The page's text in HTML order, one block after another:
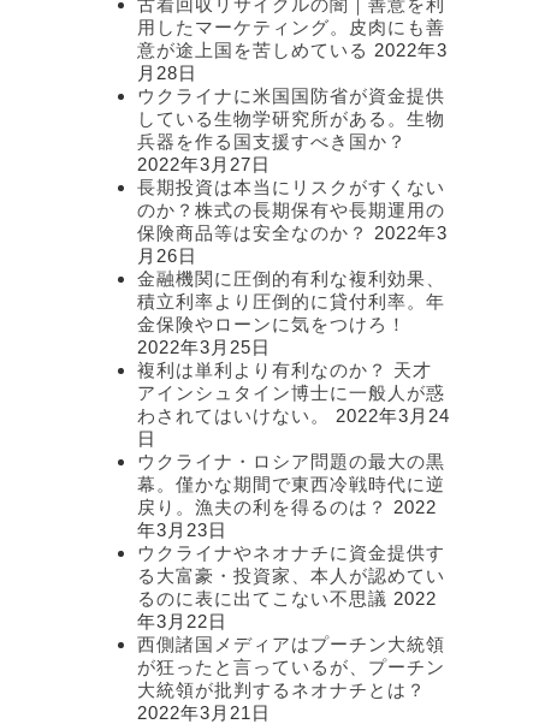
用したマーケティング。皮肉にも善
意が途上国を苦しめている 2022年3
月28日
ウクライナに米国国防省が資金提供
している生物学研究所がある。生物
兵器を作る国支援すべき国か？
2022年3月27日
長期投資は本当にリスクがすくない
のか？株式の長期保有や長期運用の
保険商品等は安全なのか？
2022年3
月26日
金融機関に圧倒的有利な複利効果、
積立利率より圧倒的に貸付利率。年
金保険やローンに気をつけろ！
2022年3月25日
複利は単利より有利なのか？ 天才
アインシュタイン博士に一般人が惑
わされてはいけない。
2022年3月24
日
ウクライナ・ロシア問題の最大の黒
幕。僅かな期間で東西冷戦時代に逆
戻り。漁夫の利を得るのは？
2022
年3月23日
ウクライナやネオナチに資金提供す
る大富豪・投資家、本人が認めてい
るのに表に出てこない不思議 2022
年3月22日
西側諸国メディアはプーチン大統領
が狂ったと言っているが、プーチン
大統領が批判するネオナチとは？
2022年3月21日